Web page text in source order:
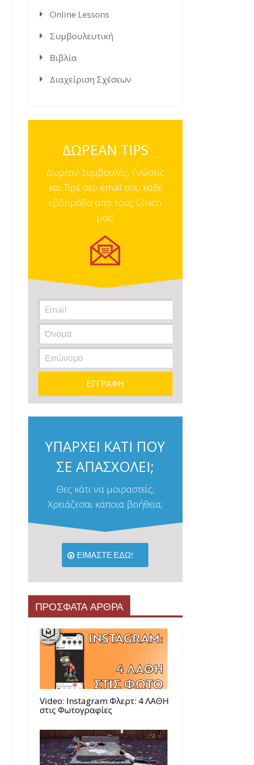
Online Lessons
Συμβουλευτική
Βιβλία
Διαχείριση Σχέσεων
ΔΩΡΕΑΝ TIPS
Δωρέαν Συμβουλές, Γνώσεις
και Tips στο email σου κάθε
εβδομάδα από τους Coach
μας!
ΥΠΑΡΧΕΙ ΚΑΤΙ ΠΟΥ
ΣΕ ΑΠΑΣΧΟΛΕΙ;
Θες κάτι να μοιραστείς;
Χρειάζεσαι κάποια βοήθεια;
ΕΙΜΑΣΤΕ ΕΔΩ!
ΠΡΟΣΦΑΤΑ ΑΡΘΡΑ
Video: Instagram Φλερτ: 4 ΛΑΘΗ
στις Φωτογραφίες